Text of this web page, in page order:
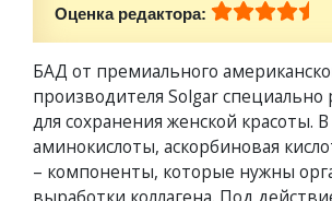
Оценка редактора:
БАД от премиального
производителя Solgar специально
для сохранения женской красоты. В
аминокислоты, аскорбиновая
– компоненты, которые нужны